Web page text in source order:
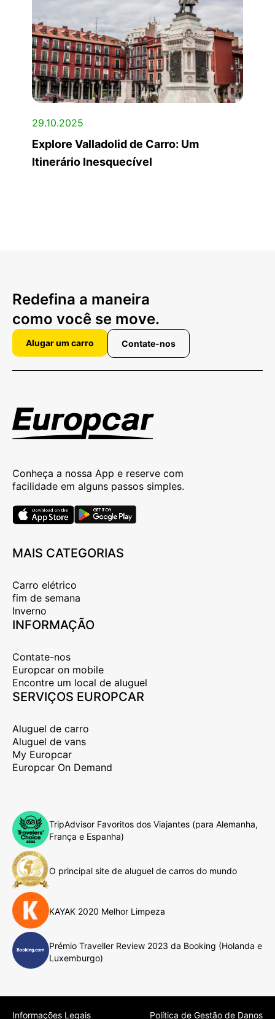
29.10.2025
Explore Valladolid de Carro: Um
Itinerário Inesquecível
Redefina a maneira
como você se move.
Alugar um carro Contate-nos
Conheça a nossa App e reserve com
facilidade em alguns passos simples.
MAIS CATEGORIAS
Carro elétrico
fim de semana
Inverno
INFORMAÇÃO
Contate-nos
Europcar on mobile
Encontre um local de aluguel
SERVIÇOS EUROPCAR
Aluguel de carro
Aluguel de vans
My Europcar
Europcar On Demand
TripAdvisor Favoritos dos Viajantes (para Alemanha,
França e Espanha)
O principal site de aluguel de carros do mundo
KAYAK 2020 Melhor Limpeza
Prémio Traveller Review 2023 da Booking (Holanda e
Luxemburgo)
Informações Legais Política de Gestão de Danos